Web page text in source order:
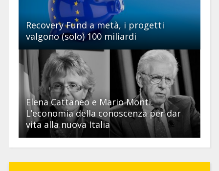
Recovery Fund a metà, i progetti
valgono (solo) 100 miliardi
Elena Cattaneo e Mario Monti:
L’economia della conoscenza per dar
vita alla nuova Italia